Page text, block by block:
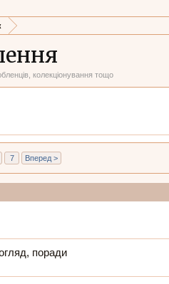
колекціонування тощо
7 Вперед >
поради